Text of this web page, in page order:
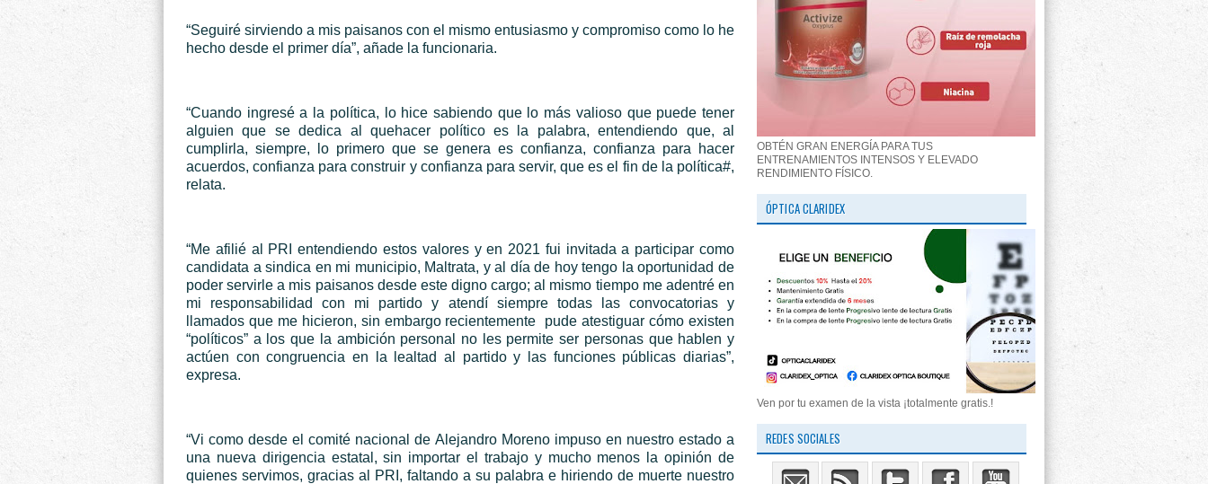
“Seguiré sirviendo a mis paisanos con el mismo entusiasmo y compromiso como lo he
hecho desde el primer día”, añade la funcionaria.
“Cuando ingresé a la política, lo hice sabiendo que lo más valioso que puede tener
alguien que se dedica al quehacer político es la palabra, entendiendo que, al
cumplirla, siempre, lo primero que se genera es confianza, confianza para hacer
acuerdos, confianza para construir y confianza para servir, que es el fin de la política#,
relata.
“Me afilié al PRI entendiendo estos valores y en 2021 fui invitada a participar como
candidata a sindica en mi municipio, Maltrata, y al día de hoy tengo la oportunidad de
poder servirle a mis paisanos desde este digno cargo; al mismo tiempo me adentré en
mi responsabilidad con mi partido y atendí siempre todas las convocatorias y
llamados que me hicieron, sin embargo recientemente
pude atestiguar cómo existen
“políticos” a los que la ambición personal no les permite ser personas que hablen y
actúen con congruencia en la lealtad al partido y las funciones públicas diarias”,
expresa.
“Vi como desde el comité nacional de Alejandro Moreno impuso en nuestro estado a
una nueva dirigencia estatal, sin importar el trabajo y mucho menos la opinión de
quienes servimos, gracias al PRI, faltando a su palabra e hiriendo de muerte nuestro
OBTÉN GRAN ENERGÍA PARA TUS
ENTRENAMIENTOS INTENSOS Y ELEVADO
RENDIMIENTO FÍSICO.
ÓPTICA CLARIDEX
Ven por tu examen de la vista ¡totalmente gratis.!
REDES SOCIALES